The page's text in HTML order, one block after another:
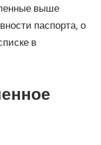
выше
паспорта, о
в